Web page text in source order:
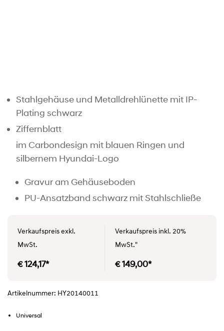
Stahlgehäuse und Metalldrehlünette mit IP-
Plating schwarz
Ziffernblatt
im Carbondesign mit blauen Ringen und
silbernem Hyundai-Logo
Gravur am Gehäuseboden
PU-Ansatzband schwarz mit Stahlschließe
Verkaufspreis exkl.
MwSt.
€ 124,17*
Verkaufspreis inkl. 20%
MwSt."
€ 149,00*
Artikelnummer: HY20140011
Universal